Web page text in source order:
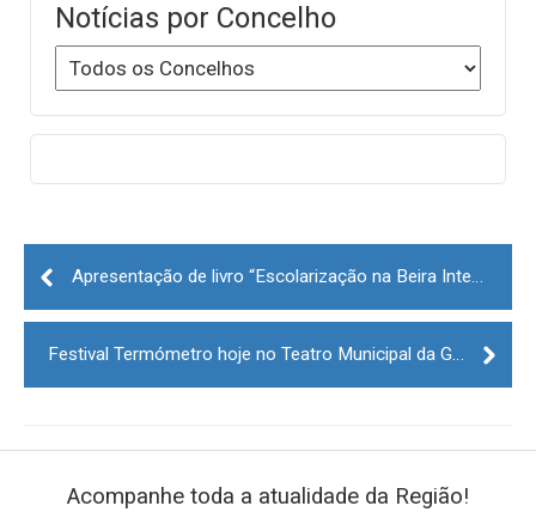
Notícias por Concelho
Post
navigation
Apresentação de livro “Escolarização na Beira Interior e Trás-os-Montes nos anos 70” de Aires Dinis
Festival Termómetro hoje no Teatro Municipal da Guarda
Acompanhe toda a atualidade da Região!